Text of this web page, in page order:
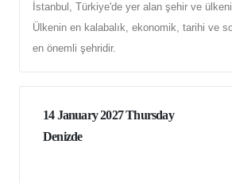
İstanbul, Türkiye'de yer alan şehir ve
Ülkenin en kalabalık, ekonomik, tarihi ve
en önemli şehridir.
14 January 2027 Thursday
Denizde